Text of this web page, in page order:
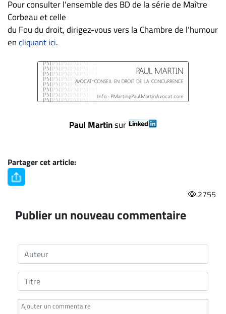
joindre
À
propos
S’abonner
Politique de
Pour consulter l'ensemble des BD de la série de Maître
Corbeau et celle
du Fou du droit, dirigez-vous vers la Chambre de l’humour
en cliquant ici.
Paul Martinsur
Partager cet article:
2755
Publier un nouveau commentaire